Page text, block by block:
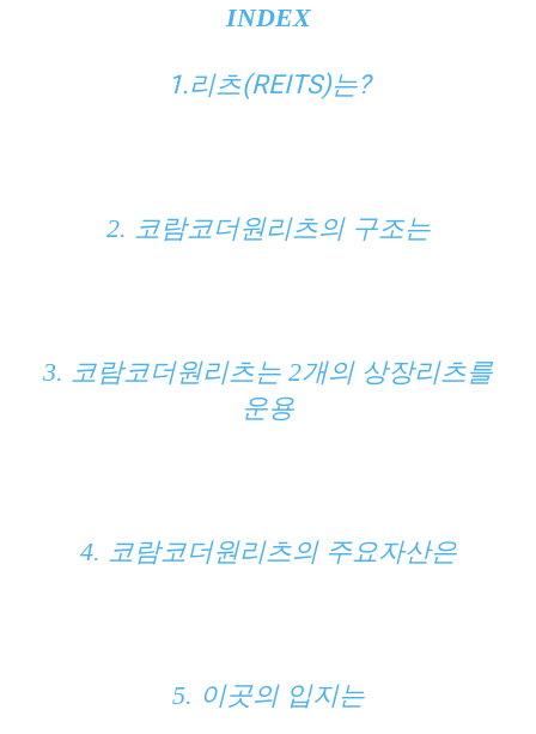
INDEX
1.리츠(REITS)는?
2. 코람코더원리츠의 구조는
3. 코람코더원리츠는 2개의 상장리츠를
운용
4. 코람코더원리츠의 주요자산은
5. 이곳의 입지는